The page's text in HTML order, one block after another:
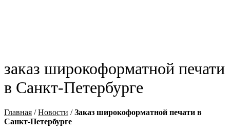
заказ широкоформатной печати
в Санкт-Петербурге
Главная /Новости /Заказ широкоформатной печати в
Санкт-Петербурге